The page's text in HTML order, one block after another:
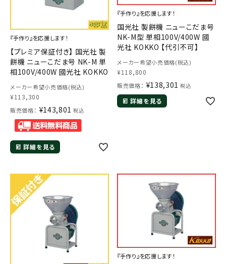
利用ガイド FAQ
メールでのお問い合わせ
info@agriz.net
0739-72-4532
『手作り』を応援します！
【プレミア保証付き】 国光社 製
餅機 ニューこだま号 NK-M 単
相100V/400W 國光社 KOKKO
メーカー希望小売価格(税込)
¥113,300
販売価格： ¥143,801 税込
詳細を見る
『手作り』を応援します！
国光社 製餅機 ニューこだま号
NK-M型 単相100V/400W 國
光社 KOKKO 【代引不可】
メーカー希望小売価格(税込)
¥118,800
販売価格： ¥138,301 税込
詳細を見る
『手作り』を応援します！